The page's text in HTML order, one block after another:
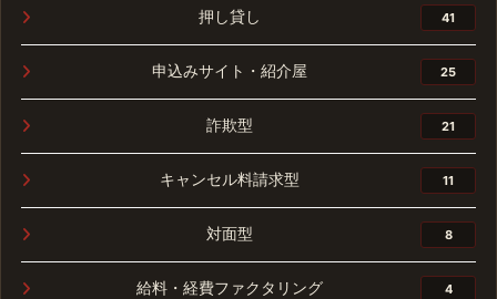
押し貸し 41
申込みサイト・紹介屋 25
詐欺型 21
キャンセル料請求型 11
対面型 8
給料・経費ファクタリング 4